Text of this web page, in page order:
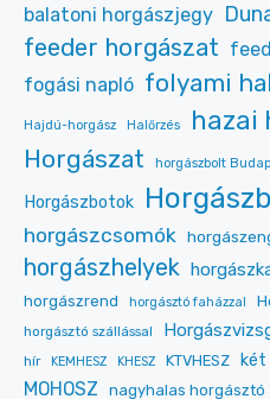
balatoni horgászjegy
feeder horgászat
fogási napló folyami hal
Hajdú-horgász Halőrzés hazai
Horgászat horgászbolt
Horgászbotok
horgászcsomók
horgászhelyek
horgászrend horgásztó faházzal
horgásztó szállással
hír
KEMHESZ KHESZ KTVHESZ
MOHOSZ nagyhalas horgásztó